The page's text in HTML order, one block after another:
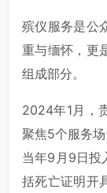
殡仪服务是公
重与缅怀，更
组成部分。
2024年1月，
聚焦5个服务
当年9月9日投
括死亡证明开